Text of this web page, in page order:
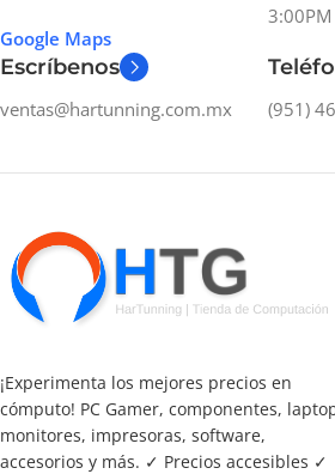
Google Maps
Escríbenos
ventas@hartunning.com.mx (951)
¡Experimenta los mejores precios en
cómputo! PC Gamer, componentes,
monitores, impresoras, software,
accesorios y más. ✓ Precios accesibles ✓